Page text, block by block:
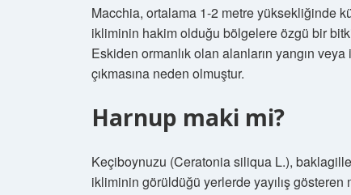
Macchia, ortalama 1-2 metre yüksekliğinde
ikliminin hakim olduğu bölgelere özgü bir
Eskiden ormanlık olan alanların yangın
çıkmasına neden olmuştur.
Harnup maki mi?
Keçiboynuzu (Ceratonia siliqua L.),
ikliminin görüldüğü yerlerde yayılış